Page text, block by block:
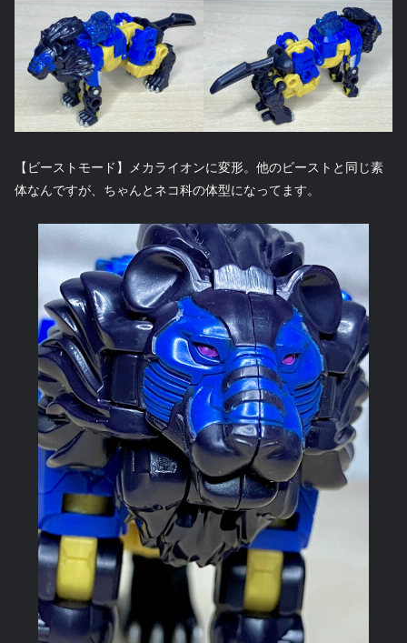
【ビーストモード】メカライオンに変形。他のビーストと同じ素
体なんですが、ちゃんとネコ科の体型になってます。